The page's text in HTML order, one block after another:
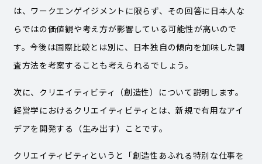
は、ワークエンゲイジメントに限らず、その回答に日本人な
らではの価値観や考え方が影響している可能性が高いので
す。今後は国際比較とは別に、日本独自の傾向を加味した調
査方法を考案することも考えられるでしょう。
次に、クリエイティビティ（創造性）について説明します。
経営学におけるクリエイティビティとは、新規で有用なアイ
デアを開発する（生み出す）ことです。
クリエイティビティというと「創造性あふれる特別な仕事を